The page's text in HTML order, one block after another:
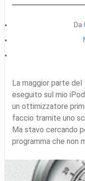
Da
La maggior parte
eseguito sul mio
un ottimizzatore
faccio tramite uno
Ma stavo cercando
programma che non